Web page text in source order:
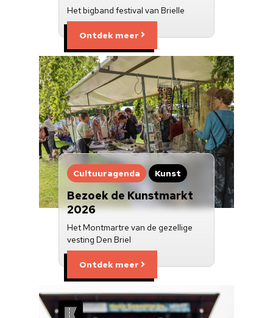
Het bigband festival van Brielle
Ontdek meer
Cultuuragenda Kunst
Bezoek de Kunstmarkt
2026
Het Montmartre van de gezellige
vesting Den Briel
Ontdek meer